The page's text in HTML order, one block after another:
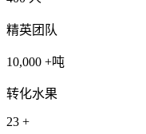
精英团队
10,000 +吨
转化水果
23 +